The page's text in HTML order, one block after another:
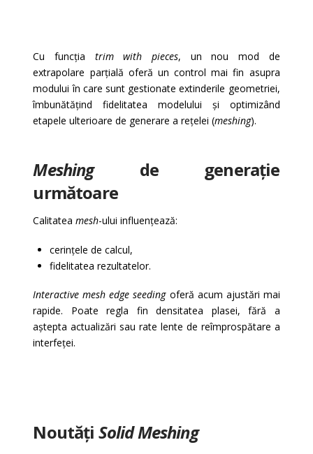
Cu funcția trim with pieces, un nou mod de
extrapolare parțială oferă un control mai fin asupra
modului în care sunt gestionate extinderile geometriei,
îmbunătățind fidelitatea modelului și optimizând
etapele ulterioare de generare a rețelei (meshing).
Meshingde generație
următoare
Calitateamesh-ului influențează:
cerințele de calcul,
fidelitatea rezultatelor.
Interactive mesh edge seedingoferă acum ajustări mai
rapide. Poate regla fin densitatea plasei, fără a
aștepta actualizări sau rate lente de reîmprospătare a
interfeței.
Noutăți Solid Meshing